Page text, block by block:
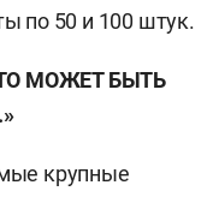
по 50 и 100 штук.
МОЖЕТ БЫТЬ
крупные